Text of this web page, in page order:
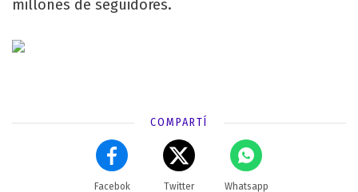
millones de seguidores.
COMPARTÍ
Facebok Twitter Whatsapp